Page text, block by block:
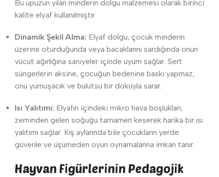
Bu upuzun yılan minderin dolgu malzemesi olarak birinci
kalite elyaf kullanılmıştır.
Dinamik Şekil Alma: Elyaf dolgu, çocuk minderin
üzerine oturduğunda veya bacaklarını sardığında onun
vücut ağırlığına saniyeler içinde uyum sağlar. Sert
süngerlerin aksine, çocuğun bedenine baskı yapmaz;
onu yumuşacık ve bulutsu bir dokuyla sarar.
Isı Yalıtımı: Elyafın içindeki mikro hava boşlukları,
zeminden gelen soğuğu tamamen keserek harika bir ısı
yalıtımı sağlar. Kış aylarında bile çocukların yerde
güvenle ve üşümeden oyun oynamalarına imkan tanır.
Hayvan Figürlerinin Pedagojik